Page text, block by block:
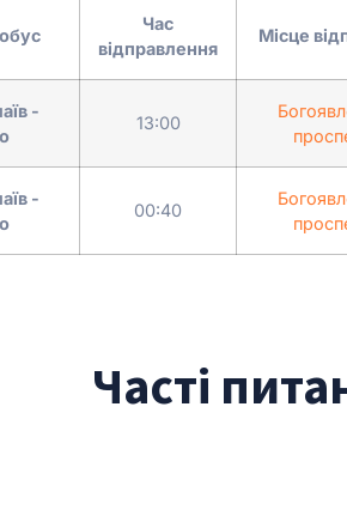
Час
відправлення
Місце
-
13:00
-
00:40
Часті